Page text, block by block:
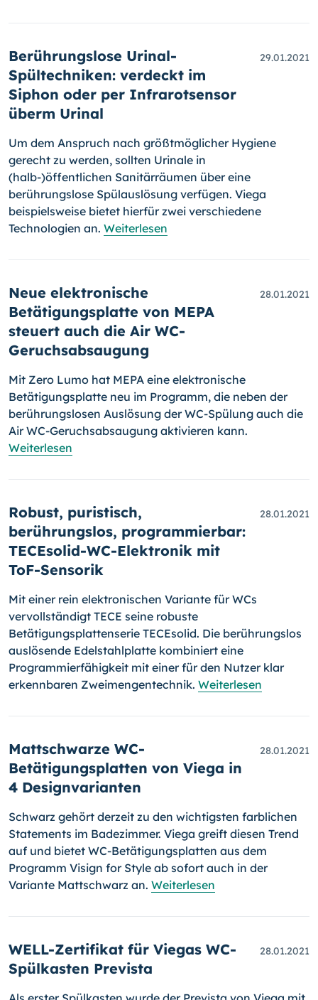
Berührungslose Urinal-
Spültechniken: verdeckt im
Siphon oder per Infrarotsensor
überm Urinal
29.01.2021
Um dem Anspruch nach größtmöglicher Hygiene
gerecht zu werden, sollten Urinale in
(halb-)öffentlichen Sanitärräumen über eine
berührungslose Spülauslösung verfügen. Viega
beispielsweise bietet hierfür zwei ver­schie­dene
Technologien an. Weiterlesen
Neue elektronische
Betätigungsplatte von MEPA
steuert auch die Air WC-
Geruchsabsaugung
28.01.2021
Mit Zero Lumo hat MEPA eine elektronische
Betätigungsplatte neu im Programm, die neben der
berührungslosen Auslösung der WC-Spülung auch die
Air WC-Geruchsabsaugung aktivieren kann.
Weiterlesen
Robust, puristisch,
berührungslos, programmierbar:
TECEsolid-WC-Elektronik mit
ToF-Sensorik
28.01.2021
Mit einer rein elektronischen Variante für WCs
vervollständigt TECE seine robuste
Betätigungsplattenserie TECEsolid. Die berührungslos
auslösende Edelstahlplatte kombiniert eine
Programmierfähigkeit mit einer für den Nutzer klar
erkennbaren Zweimengentechnik. Weiterlesen
Mattschwarze WC-
Betätigungsplatten von Viega in
4 Designvarianten
28.01.2021
Schwarz gehört derzeit zu den wichtigsten farblichen
Statements im Bade­zimmer. Viega greift diesen Trend
auf und bietet WC-Betätigungsplatten aus dem
Programm Visign for Style ab sofort auch in der
Variante Matt­schwarz an. Weiterlesen
WELL-Zertifikat für Viegas WC-
Spülkasten Prevista
28.01.2021